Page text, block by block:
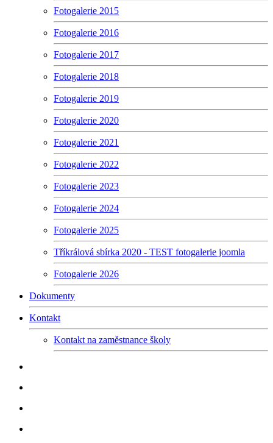
Fotogalerie 2015
Fotogalerie 2016
Fotogalerie 2017
Fotogalerie 2018
Fotogalerie 2019
Fotogalerie 2020
Fotogalerie 2021
Fotogalerie 2022
Fotogalerie 2023
Fotogalerie 2024
Fotogalerie 2025
Tříkrálová sbírka 2020 - TEST fotogalerie joomla
Fotogalerie 2026
Dokumenty
Kontakt
Kontakt na zaměstnance školy